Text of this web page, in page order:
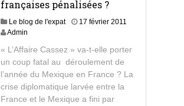
françaises pénalisées ?
Le blog de l'expat
17 février 2011
Admin
« L’Affaire Cassez » va-t-elle porter
un coup fatal au déroulement de
l’année du Mexique en France ? La
crise diplomatique larvée entre la
France et le Mexique a fini par